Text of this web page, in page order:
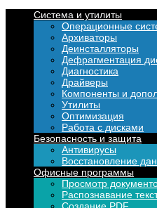
Система и утилиты
Операционные
Архиваторы
Деинсталляторы
Дефрагментация
Диагностика
Драйверы
Компоненты и
Утилиты
Оптимизация
Работа с дисками
Безопасность и защита
Антивирусы
Восстановление
Офисные программы
Просмотр
Распознавание
Создание PDF